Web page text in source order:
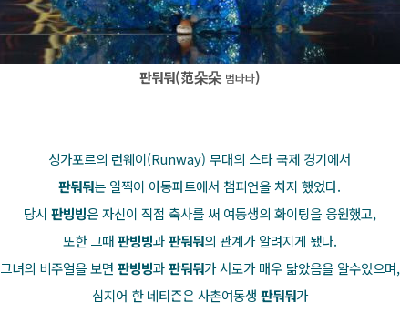
판둬둬(范朵朵 범타타)
싱가포르의 런웨이(Runway) 무대의 스타 국제 경기에서
판둬둬는 일찍이 아동파트에서 챔피언을 차지 했었다.
당시 판빙빙은 자신이 직접 축사를 써 여동생의 화이팅을 응원했고,
또한 그때판빙빙과판둬둬의 관계가 알려지게 됐다.
그녀의 비주얼을 보면 판빙빙과판둬둬가 서로가 매우 닮았음을 알수있으며,
심지어 한 네티즌은 사촌여동생 판둬둬가